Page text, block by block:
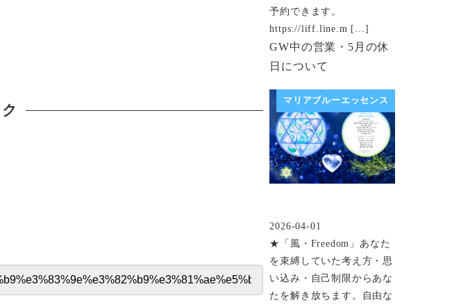
GW中の営業・5月の休
日について
予約できます。
https://liff.line.m […]
マリアブルーエッセンス
★「風・Freedom」あなた
を束縛していた考え方・思
い込み・自己制限からあな
たを解き放ちます。自由な
2026-04-01